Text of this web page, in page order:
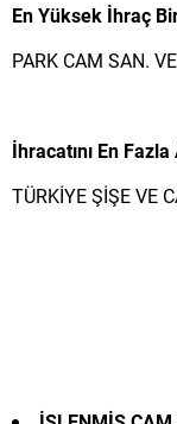
En Yüksek İhraç
PARK CAM SAN.
İhracatını En
TÜRKİYE ŞİŞE VE